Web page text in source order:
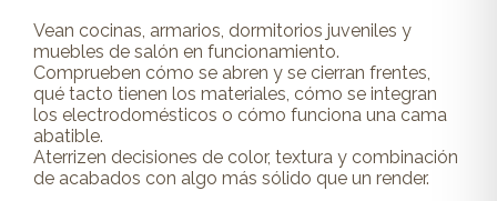
Vean cocinas, armarios, dormitorios juveniles y
muebles de salón en funcionamiento.
Comprueben cómo se abren y se cierran frentes,
qué tacto tienen los materiales, cómo se integran
los electrodomésticos o cómo funciona una cama
abatible.
Aterrizen decisiones de color, textura y combinación
de acabados con algo más sólido que un render.